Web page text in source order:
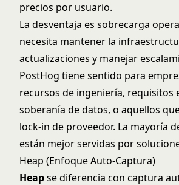
precios por usuario.
La desventaja es sobrecarga
necesita mantener la
actualizaciones y manejar
PostHog tiene sentido para
recursos de ingeniería, requisitos
soberanía de datos, o aquellos
lock-in de proveedor. La mayoría
están mejor servidas por
Heap (Enfoque Auto-Captura)
Heapse diferencia con captura